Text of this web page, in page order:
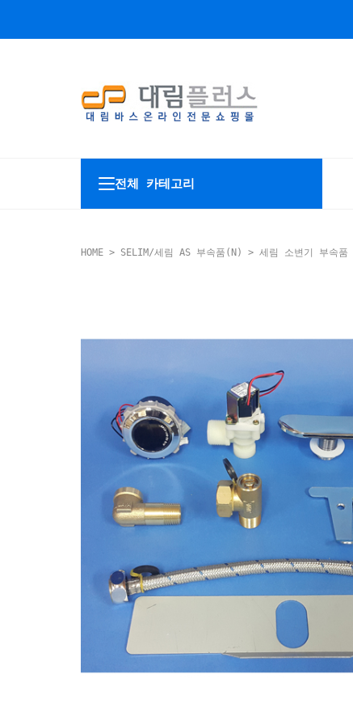
전체 카테고리
HOME > SELIM/세림 AS 부속품(N) > 세림 소변기 부속품